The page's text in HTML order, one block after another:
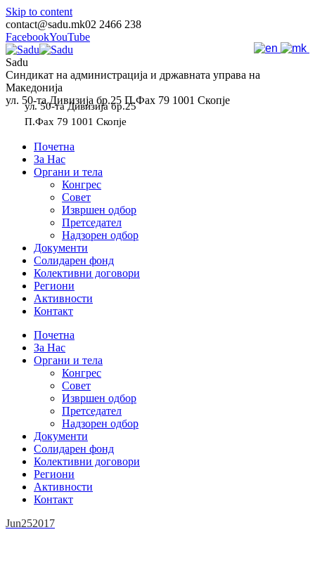
Skip to content
contact@sadu.mk02 2466 238
FacebookYouTube
Sadu
Синдикат на администрација и државната управа на
Македонија
ул. 50-та Дивизија бр.25 П.Фах 79 1001 Скопје
ул. 50-та Дивизија бр.25
П.Фах 79 1001 Скопје
Почетна
За Нас
Органи и тела
Конгрес
Совет
Извршен одбор
Претседател
Надзорен одбор
Документи
Солидарен фонд
Колективни договори
Региони
Активности
Контакт
Почетна
За Нас
Органи и тела
Конгрес
Совет
Извршен одбор
Претседател
Надзорен одбор
Документи
Солидарен фонд
Колективни договори
Региони
Активности
Контакт
Jun252017